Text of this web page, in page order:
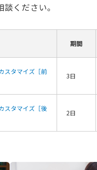
ください。
期間
スタマイズ［前
3日
スタマイズ［後
2日